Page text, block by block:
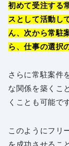
初めて受注する
スとして活動し
ん、次から常駐
ら、仕事の選択
さらに常駐案件
な関係を築くこ
くことも可能で
このようにフリ